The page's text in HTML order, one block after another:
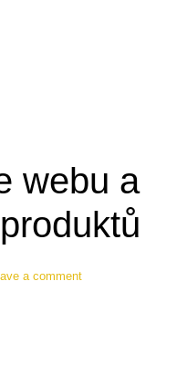
webu a
a comment